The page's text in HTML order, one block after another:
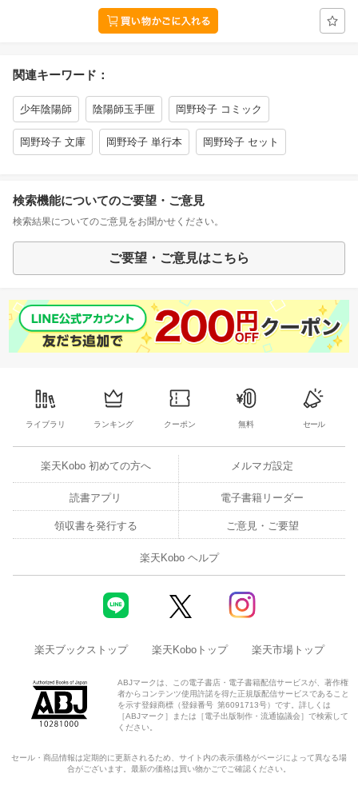
関連キーワード：
少年陰陽師 陰陽師玉手匣 岡野玲子 コミック
岡野玲子 文庫 岡野玲子 単行本 岡野玲子 セット
検索機能についてのご要望・ご意見
検索結果についてのご意見をお聞かせください。
ご要望・ご意見はこちら
ライブラリ ランキング クーポン 無料 セール
楽天Kobo 初めての方へ メルマガ設定
読書アプリ 電子書籍リーダー
領収書を発行する ご意見・ご要望
楽天Kobo ヘルプ
楽天ブックストップ 楽天Koboトップ 楽天市場トップ
ABJマークは、この電子書店・電子書籍配信サービスが、著作権
者からコンテンツ使用許諾を得た正規版配信サービスであること
を示す登録商標（登録番号 第6091713号）です。詳しくは
［ABJマーク］または［電子出版制作・流通協議会］で検索して
ください。
セール・商品情報は定期的に更新されるため、サイト内の表示価格がページによって異なる場
合がございます。最新の価格は買い物かごでご確認ください。